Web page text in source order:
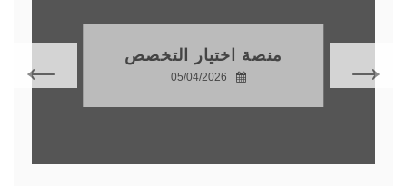
منصة اختيار التخصص
05/04/2026